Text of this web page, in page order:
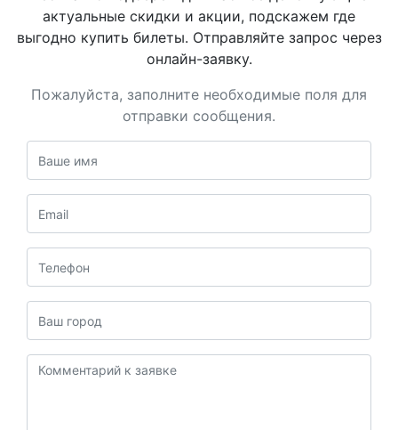
актуальные скидки и акции, подскажем где
выгодно купить билеты. Отправляйте запрос через
онлайн-заявку.
Пожалуйста, заполните необходимые поля для
отправки сообщения.